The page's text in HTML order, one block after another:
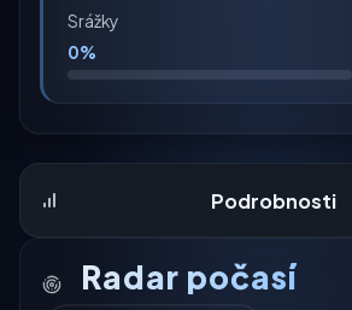
Srážky
0%
Podrobnosti
Radar počasí